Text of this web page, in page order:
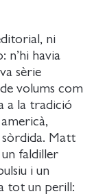
ni
n’hi havia
sèrie
volums com
a la tradició
Matt
faldiller
i un
tot un perill: